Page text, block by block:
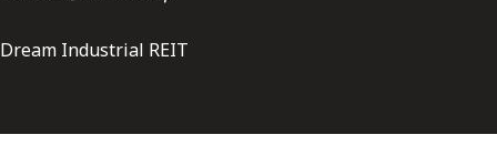
Réseau des anciens d’Osler
Contactez-nous
Dream Industrial REIT